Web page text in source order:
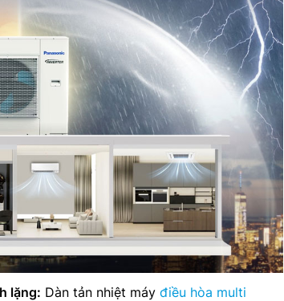
lặng: Dàn tản nhiệt máy điều hòa multi